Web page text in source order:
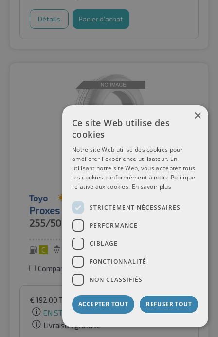
Détails Panier d'achat
Toyo
Proxes Sport 2 XL TL
255/50R20109Y
C
Comparer les pneus
€ 192.00 TVA inclusepar Auto-Raifen GmbH
EN STOCK
Livraison gratuite
×
Ce site Web utilise des
cookies
Notre site Web utilise des cookies pour
améliorer l'expérience utilisateur. En
utilisant notre site Web, vous acceptez tous
les cookies conformément à notre Politique
relative aux cookies. En savoir plus
STRICTEMENT NÉCESSAIRES
PERFORMANCE
CIBLAGE
FONCTIONNALITÉ
NON CLASSIFIÉS
ACCEPTER TOUT REFUSER TOUT